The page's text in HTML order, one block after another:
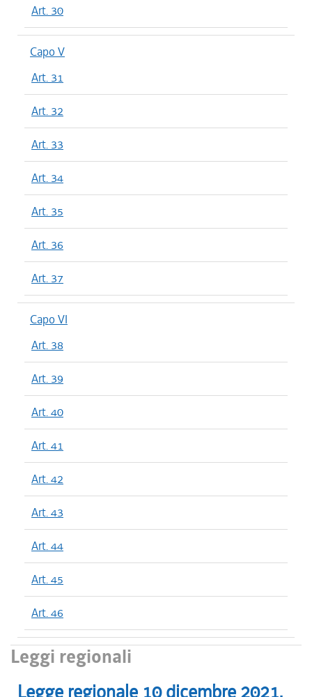
Art. 30
Capo V
Art. 31
Art. 32
Art. 33
Art. 34
Art. 35
Art. 36
Art. 37
Capo VI
Art. 38
Art. 39
Art. 40
Art. 41
Art. 42
Art. 43
Art. 44
Art. 45
Art. 46
Leggi regionali
Legge regionale 10 dicembre 2021,